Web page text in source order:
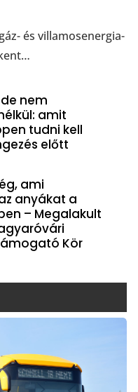
és villamosenergia-
nem
amit
tudni kell
előtt
ami
anyákat a
– Megalakult
Kör